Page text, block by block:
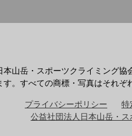
山岳・スポーツクライミング協
。すべての商標・写真はそれぞ
プライバシーポリシー
特
公益社団法人日本山岳・